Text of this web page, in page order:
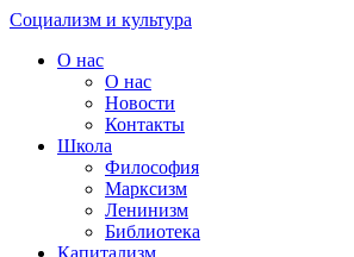
Skip
content
Социализм и культура
О нас
О нас
Новости
Контакты
Школа
Философия
Марксизм
Ленинизм
Библиотека
Капитализм